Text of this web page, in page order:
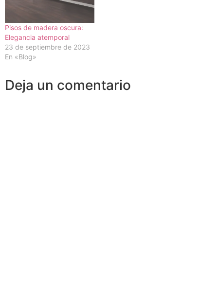
Pisos de madera oscura:
Elegancia atemporal
23 de septiembre de 2023
En «Blog»
Deja un comentario